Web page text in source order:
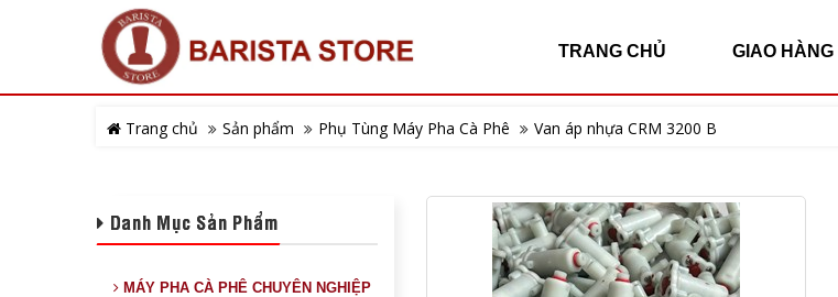
TRANG CHỦ GIAO HÀNG
Trang chủ Sản phẩm Phụ Tùng Máy Pha Cà Phê Van áp nhựa CRM 3200 B
Danh Mục Sản Phẩm
MÁY PHA CÀ PHÊ CHUYÊN NGHIỆP